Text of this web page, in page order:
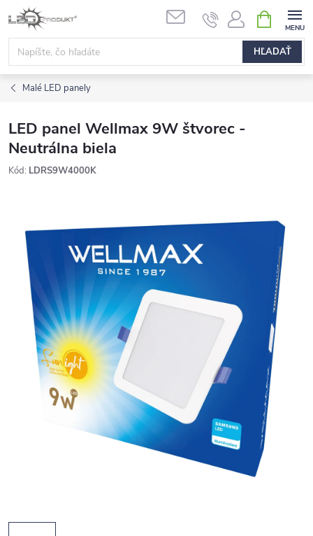
Prejsť
na
obsah
HĽADAŤ
KOŠÍK
Malé LED panely
LED panel Wellmax 9W štvorec -
Neutrálna biela
Kód: LDRS9W4000K